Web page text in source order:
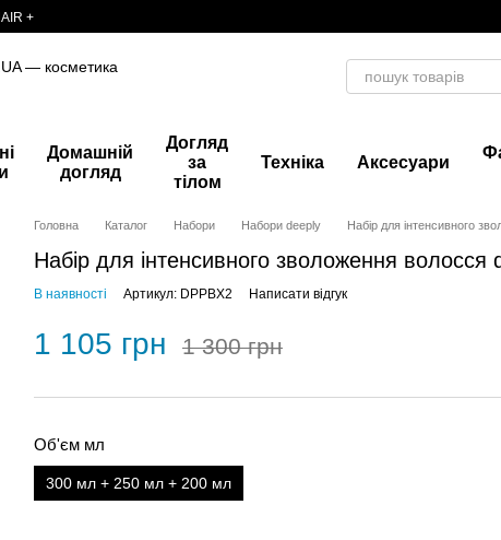
+
Домашній
догляд
Догляд
за
тілом
Техніка Аксесуари
Головна Каталог Набори Набори deeply Набір для інтенсивного
Набір для інтенсивного зволоження волосся
В наявності Артикул: DPPBX2 Написати відгук
1 105 грн 1 300 грн
Об'єм мл
300 мл + 250 мл + 200 мл